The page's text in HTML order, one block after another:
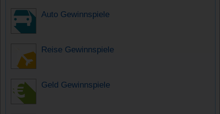
Auto Gewinnspiele
Reise Gewinnspiele
Geld Gewinnspiele